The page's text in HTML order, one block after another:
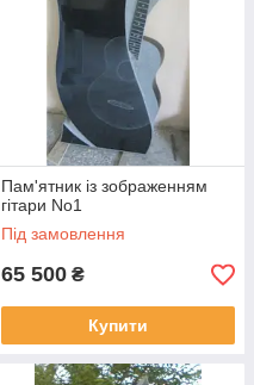
Пам'ятник із зображенням
гітари No1
Під замовлення
65 500 ₴
Купити